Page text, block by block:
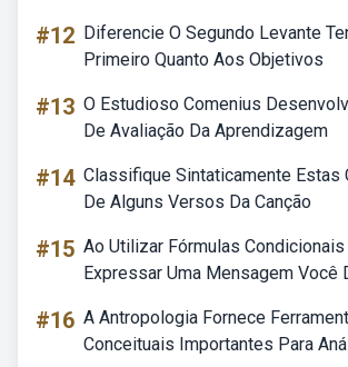
#12 Diferencie O Segundo Levante
Primeiro Quanto Aos Objetivos
#13 O Estudioso Comenius
De Avaliação Da Aprendizagem
#14 Classifique Sintaticamente Estas
De Alguns Versos Da Canção
#15 Ao Utilizar Fórmulas Condicionais
Expressar Uma Mensagem Você
#16 A Antropologia Fornece
Conceituais Importantes Para